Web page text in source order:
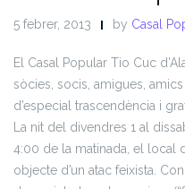
5 febrer, 2013 by Casal
El Casal Popular Tio Cuc
sòcies, socis, amigues,
d’especial trascendència i
La nit del divendres 1 al
4:00 de la matinada, el local
objecte d’un atac feixista.